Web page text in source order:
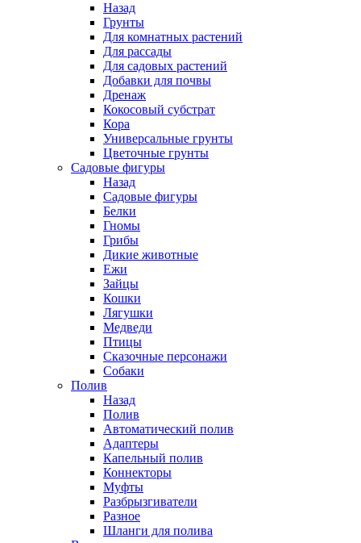
Назад
Грунты
Для комнатных растений
Для рассады
Для садовых растений
Добавки для почвы
Дренаж
Кокосовый субстрат
Кора
Универсальные грунты
Цветочные грунты
Садовые фигуры
Назад
Садовые фигуры
Белки
Гномы
Грибы
Дикие животные
Ежи
Зайцы
Кошки
Лягушки
Медведи
Птицы
Сказочные персонажи
Собаки
Полив
Назад
Полив
Автоматический полив
Адаптеры
Капельный полив
Коннекторы
Муфты
Разбрызгиватели
Разное
Шланги для полива